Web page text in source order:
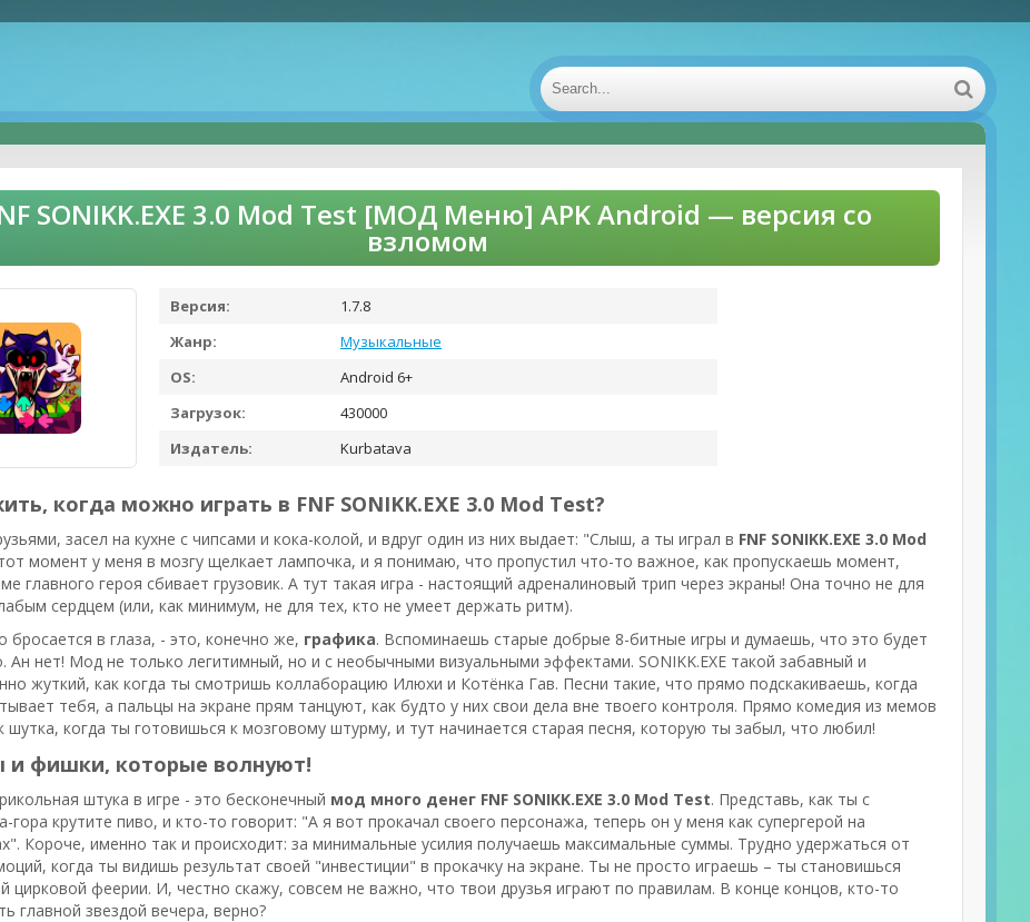
SONIKK.EXE 3.0 Mod Test [МОД Меню] APK Android — версия со
взломом
Версия:
1.7.8
Жанр:
Музыкальные
OS:
Android 6+
Загрузок:
430000
Издатель:
Kurbatava
когда можно играть в FNF SONIKK.EXE 3.0 Mod Test?
засел на кухне с чипсами и кока-колой, и вдруг один из них выдает: "Слыш, а ты играл в FNF SONIKK.EXE 3.0 Mod
момент у меня в мозгу щелкает лампочка, и я понимаю, что пропустил что-то важное, как пропускаешь момент,
главного героя сбивает грузовик. А тут такая игра - настоящий адреналиновый трип через экраны! Она точно не для
сердцем (или, как минимум, не для тех, кто не умеет держать ритм).
бросается в глаза, - это, конечно же, графика. Вспоминаешь старые добрые 8-битные игры и думаешь, что это будет
Ан нет! Мод не только легитимный, но и с необычными визуальными эффектами. SONIKK.EXE такой забавный и
жуткий, как когда ты смотришь коллаборацию Илюхи и Котёнка Гав. Песни такие, что прямо подскакиваешь, когда
тебя, а пальцы на экране прям танцуют, как будто у них свои дела вне твоего контроля. Прямо комедия из мемов
шутка, когда ты готовишься к мозговому штурму, и тут начинается старая песня, которую ты забыл, что любил!
и фишки, которые волнуют!
штука в игре - это бесконечный мод много денег FNF SONIKK.EXE 3.0 Mod Test. Представь, как ты с
гора крутите пиво, и кто-то говорит: "А я вот прокачал своего персонажа, теперь он у меня как супергерой на
Короче, именно так и происходит: за минимальные усилия получаешь максимальные суммы. Трудно удержаться от
когда ты видишь результат своей "инвестиции" в прокачку на экране. Ты не просто играешь – ты становишься
цирковой феерии. И, честно скажу, совсем не важно, что твои друзья играют по правилам. В конце концов, кто-то
главной звездой вечера, верно?